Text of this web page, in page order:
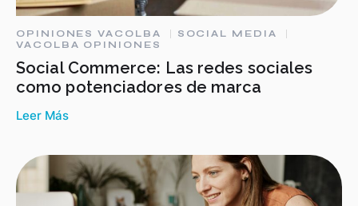
OPINIONES VACOLBA
SOCIAL MEDIA
VACOLBA OPINIONES
Social Commerce: Las redes sociales
como potenciadores de marca
Leer Más